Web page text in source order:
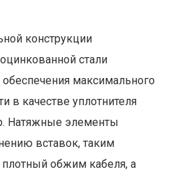
конструкции
стали
максимального
в качестве уплотнителя
Натяжные элементы
вставок, таким
обжим кабеля, а